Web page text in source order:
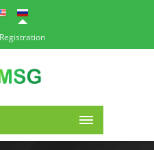
Registration